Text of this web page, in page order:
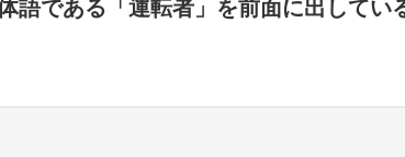
語である「運転者」を前面に出してい